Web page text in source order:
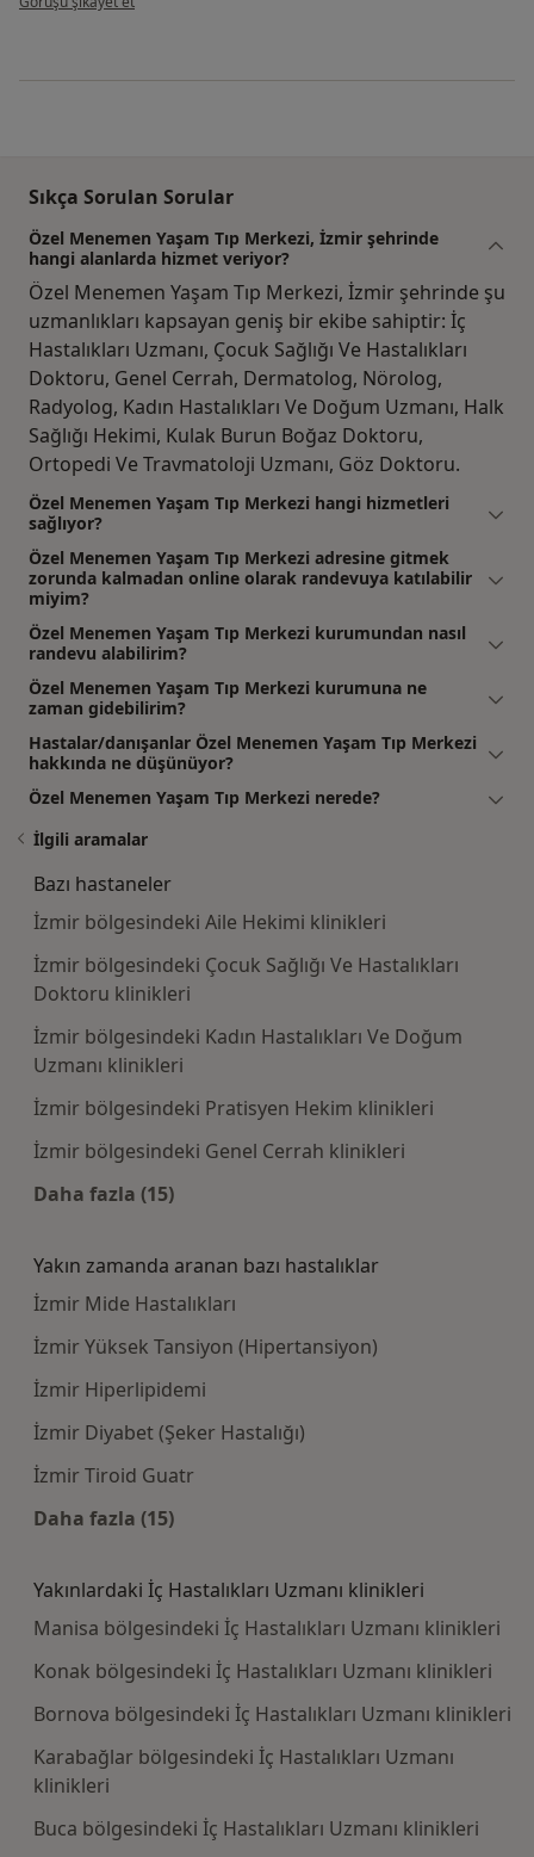
Sıkça Sorulan Sorular
Özel Menemen Yaşam Tıp Merkezi, İzmir şehrinde
hangi alanlarda hizmet veriyor?
Özel Menemen Yaşam Tıp Merkezi, İzmir şehrinde şu
uzmanlıkları kapsayan geniş bir ekibe sahiptir: İç
Hastalıkları Uzmanı, Çocuk Sağlığı Ve Hastalıkları
Doktoru, Genel Cerrah, Dermatolog, Nörolog,
Radyolog, Kadın Hastalıkları Ve Doğum Uzmanı, Halk
Sağlığı Hekimi, Kulak Burun Boğaz Doktoru,
Ortopedi Ve Travmatoloji Uzmanı, Göz Doktoru.
Özel Menemen Yaşam Tıp Merkezi hangi hizmetleri
sağlıyor?
Özel Menemen Yaşam Tıp Merkezi adresine gitmek
zorunda kalmadan online olarak randevuya katılabilir
miyim?
Özel Menemen Yaşam Tıp Merkezi kurumundan nasıl
randevu alabilirim?
Özel Menemen Yaşam Tıp Merkezi kurumuna ne
zaman gidebilirim?
Hastalar/danışanlar Özel Menemen Yaşam Tıp Merkezi
hakkında ne düşünüyor?
Özel Menemen Yaşam Tıp Merkezi nerede?
İlgili aramalar
Bazı hastaneler
İzmir bölgesindeki Aile Hekimi klinikleri
İzmir bölgesindeki Çocuk Sağlığı Ve Hastalıkları
Doktoru klinikleri
İzmir bölgesindeki Kadın Hastalıkları Ve Doğum
Uzmanı klinikleri
İzmir bölgesindeki Pratisyen Hekim klinikleri
İzmir bölgesindeki Genel Cerrah klinikleri
Daha fazla (15)
Yakın zamanda aranan bazı hastalıklar
İzmir Mide Hastalıkları
İzmir Yüksek Tansiyon (Hipertansiyon)
İzmir Hiperlipidemi
İzmir Diyabet (Şeker Hastalığı)
İzmir Tiroid Guatr
Daha fazla (15)
Yakınlardaki İç Hastalıkları Uzmanı klinikleri
Manisa bölgesindeki İç Hastalıkları Uzmanı klinikleri
Konak bölgesindeki İç Hastalıkları Uzmanı klinikleri
Bornova bölgesindeki İç Hastalıkları Uzmanı klinikleri
Karabağlar bölgesindeki İç Hastalıkları Uzmanı
klinikleri
Buca bölgesindeki İç Hastalıkları Uzmanı klinikleri